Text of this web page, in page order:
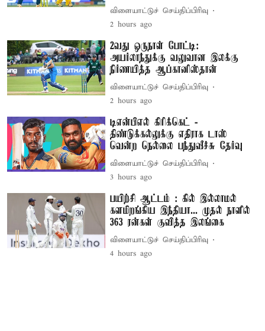
விளையாட்டுச் செய்திப்பிரிவு
2 hours ago
2வது ஒருநாள் போட்டி:
அயர்லாந்துக்கு வலுவான இலக்கு
நிர்ணயித்த ஆப்கானிஸ்தான்
விளையாட்டுச் செய்திப்பிரிவு
2 hours ago
டிஎன்பிஎல் கிரிக்கெட் -
திண்டுக்கல்லுக்கு எதிராக டாஸ்
வென்ற நெல்லை பந்துவீச்சு தேர்வு
விளையாட்டுச் செய்திப்பிரிவு
3 hours ago
பயிற்சி ஆட்டம் : கில் இல்லாமல்
களமிறங்கிய இந்தியா... முதல் நாளில்
363 ரன்கள் குவித்த இலங்கை
விளையாட்டுச் செய்திப்பிரிவு
4 hours ago